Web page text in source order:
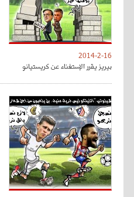
2014-2-16
بيريز يقرر الإستغناء عن كريستيانو